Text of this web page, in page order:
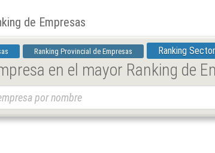
de Empresas
Ranking Provincial de Empresas Ranking
en el mayor Ranking de